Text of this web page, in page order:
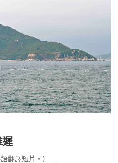
遲
翻譯短片。） ...